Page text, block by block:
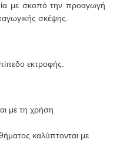
με σκοπό την προαγωγή
σκέψης.
εκτροφής.
με τη χρήση
καλύπτονται με